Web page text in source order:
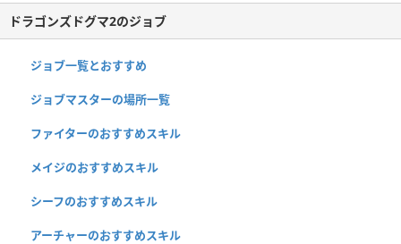
ドラゴンズドグマ2のジョブ
ジョブ一覧とおすすめ
ジョブマスターの場所一覧
ファイターのおすすめスキル
メイジのおすすめスキル
シーフのおすすめスキル
アーチャーのおすすめスキル